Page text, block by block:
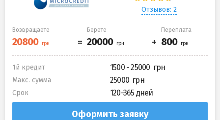
Отзывов: 2
Возвращаете Берете Переплата
1й кредит 1500 - 25000
Макс. сумма 25000
Срок 120-365 дней
Оформить заявку